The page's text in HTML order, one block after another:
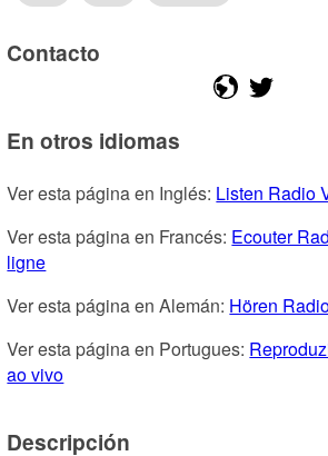
Contacto
En otros idiomas
Ver esta página en Inglés: Listen Radio
Ver esta página en Francés: Ecouter
ligne
Ver esta página en Alemán: Hören
Ver esta página en Portugues:
ao vivo
Descripción